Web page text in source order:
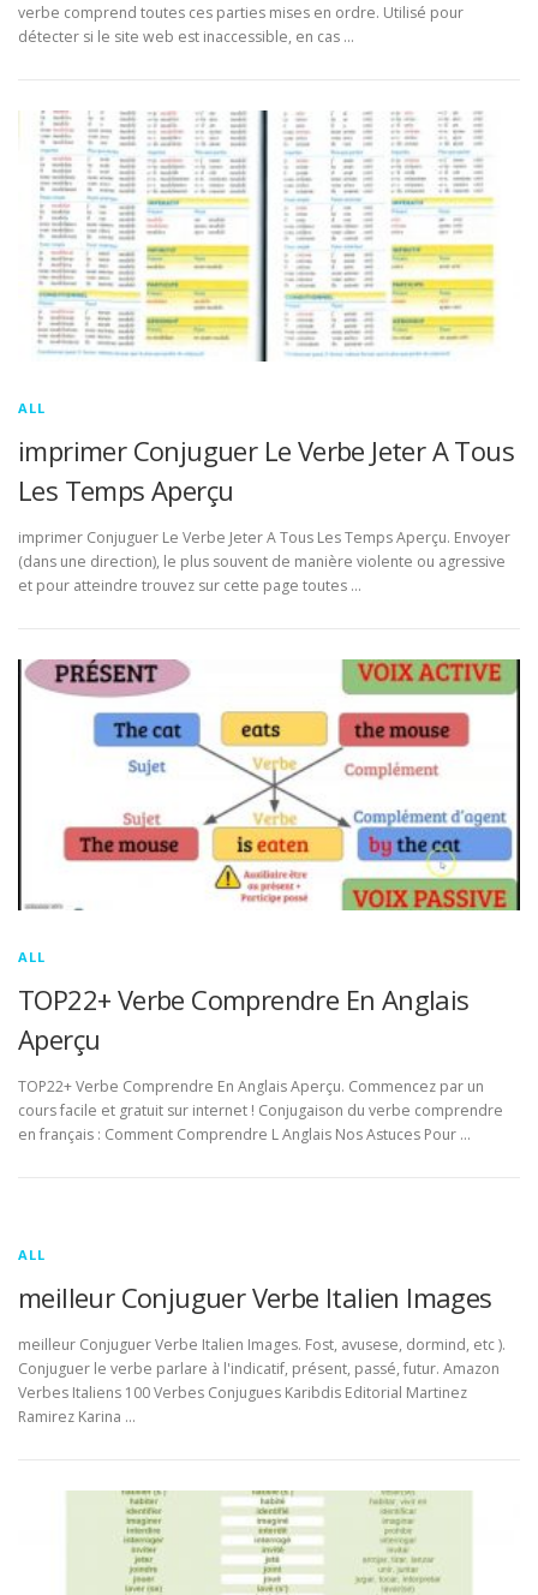
verbe comprend toutes ces parties mises en ordre. Utilisé pour
détecter si le site web est inaccessible, en cas …
ALL
imprimer Conjuguer Le Verbe Jeter A Tous
Les Temps Aperçu
imprimer Conjuguer Le Verbe Jeter A Tous Les Temps Aperçu. Envoyer
(dans une direction), le plus souvent de manière violente ou agressive
et pour atteindre trouvez sur cette page toutes …
ALL
TOP22+ Verbe Comprendre En Anglais
Aperçu
TOP22+ Verbe Comprendre En Anglais Aperçu. Commencez par un
cours facile et gratuit sur internet ! Conjugaison du verbe comprendre
en français : Comment Comprendre L Anglais Nos Astuces Pour …
ALL
meilleur Conjuguer Verbe Italien Images
meilleur Conjuguer Verbe Italien Images. Fost, avusese, dormind, etc ).
Conjuguer le verbe parlare à l'indicatif, présent, passé, futur. Amazon
Verbes Italiens 100 Verbes Conjugues Karibdis Editorial Martinez
Ramirez Karina …